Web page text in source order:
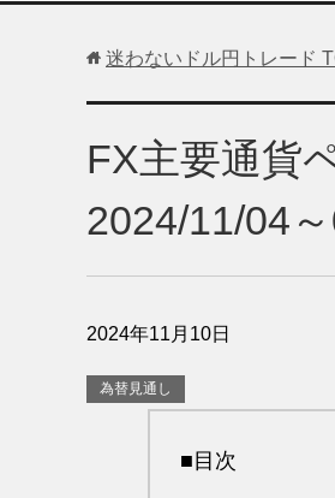
迷わないドル円トレード
FX主要通貨
2024/11/04
2024年11月10日
為替見通し
■目次